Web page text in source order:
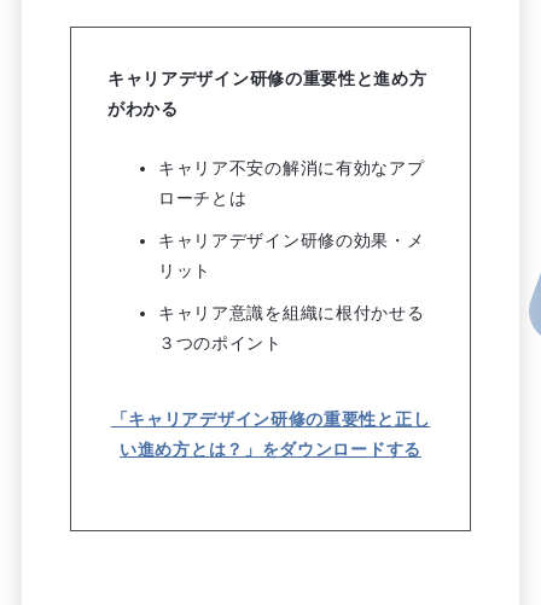
キャリアデザイン研修の重要性と進め方
がわかる
キャリア不安の解消に有効なアプ
ローチとは
キャリアデザイン研修の効果・メ
リット
キャリア意識を組織に根付かせる
３つのポイント
「キャリアデザイン研修の重要性と正し
い進め方とは？」をダウンロードする